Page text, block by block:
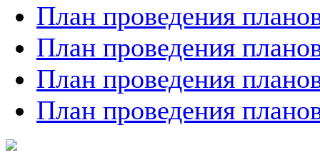
План проведения
План проведения
План проведения
План проведения